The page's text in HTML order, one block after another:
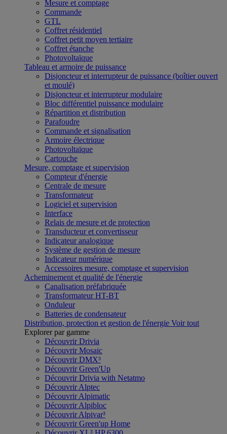
Mesure et comptage
Commande
GTL
Coffret résidentiel
Coffret petit moyen tertiaire
Coffret étanche
Photovoltaïque
Tableau et armoire de puissance
Disjoncteur et interrupteur de puissance (boîtier ouvert
et moulé)
Disjoncteur et interrupteur modulaire
Bloc différentiel puissance modulaire
Répartition et distribution
Parafoudre
Commande et signalisation
Armoire électrique
Photovoltaïque
Cartouche
Mesure, comptage et supervision
Compteur d'énergie
Centrale de mesure
Transformateur
Logiciel et supervision
Interface
Relais de mesure et de protection
Transducteur et convertisseur
Indicateur analogique
Système de gestion de mesure
Indicateur numérique
Accessoires mesure, comptage et supervision
Acheminement et qualité de l'énergie
Canalisation préfabriquée
Transformateur HT-BT
Onduleur
Batteries de condensateur
Distribution, protection et gestion de l'énergie Voir tout
Explorer par gamme
Découvrir Drivia
Découvrir Mosaic
Découvrir DMX³
Découvrir Green'Up
Découvrir Drivia with Netatmo
Découvrir Alptec
Découvrir Alpimatic
Découvrir Alpibloc
Découvrir Alpivar³
Découvrir Green'up Home